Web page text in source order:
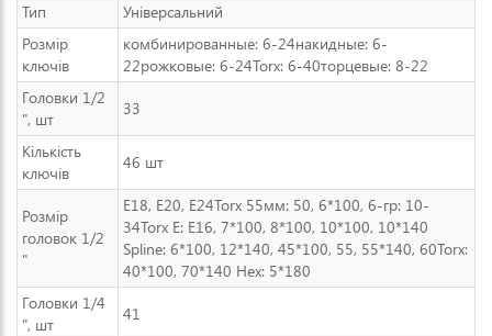
Тип
Універсальний
Розмір
ключів
комбинированные: 6-24накидные: 6-
22рожковые: 6-24Torx: 6-40торцевые: 8-22
Головки 1/2
", шт
33
Кількість
ключів
46 шт
Розмір
головок 1/2
"
E18, E20, E24Torx 55мм: 50, 6*100, 6-гр: 10-
34Torx E: E16, 7*100, 8*100, 10*100, 10*140
Spline: 6*100, 12*140, 45*100, 55, 55*140, 60Torx:
40*100, 70*140 Hex: 5*180
Головки 1/4
", шт
41